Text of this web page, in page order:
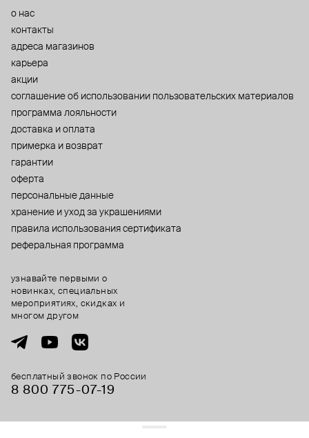
о нас
контакты
адреса магазинов
карьера
акции
cоглашение об использовании пользовательских материалов
программа лояльности
доставка и оплата
примерка и возврат
гарантии
оферта
персональные данные
хранение и уход за украшениями
правила использования сертификата
реферальная программа
бесплатный звонок по России
8 800 775⁠-07⁠-19
узнавайте первыми о
новинках, специальных
мероприятиях, скидках и
многом другом